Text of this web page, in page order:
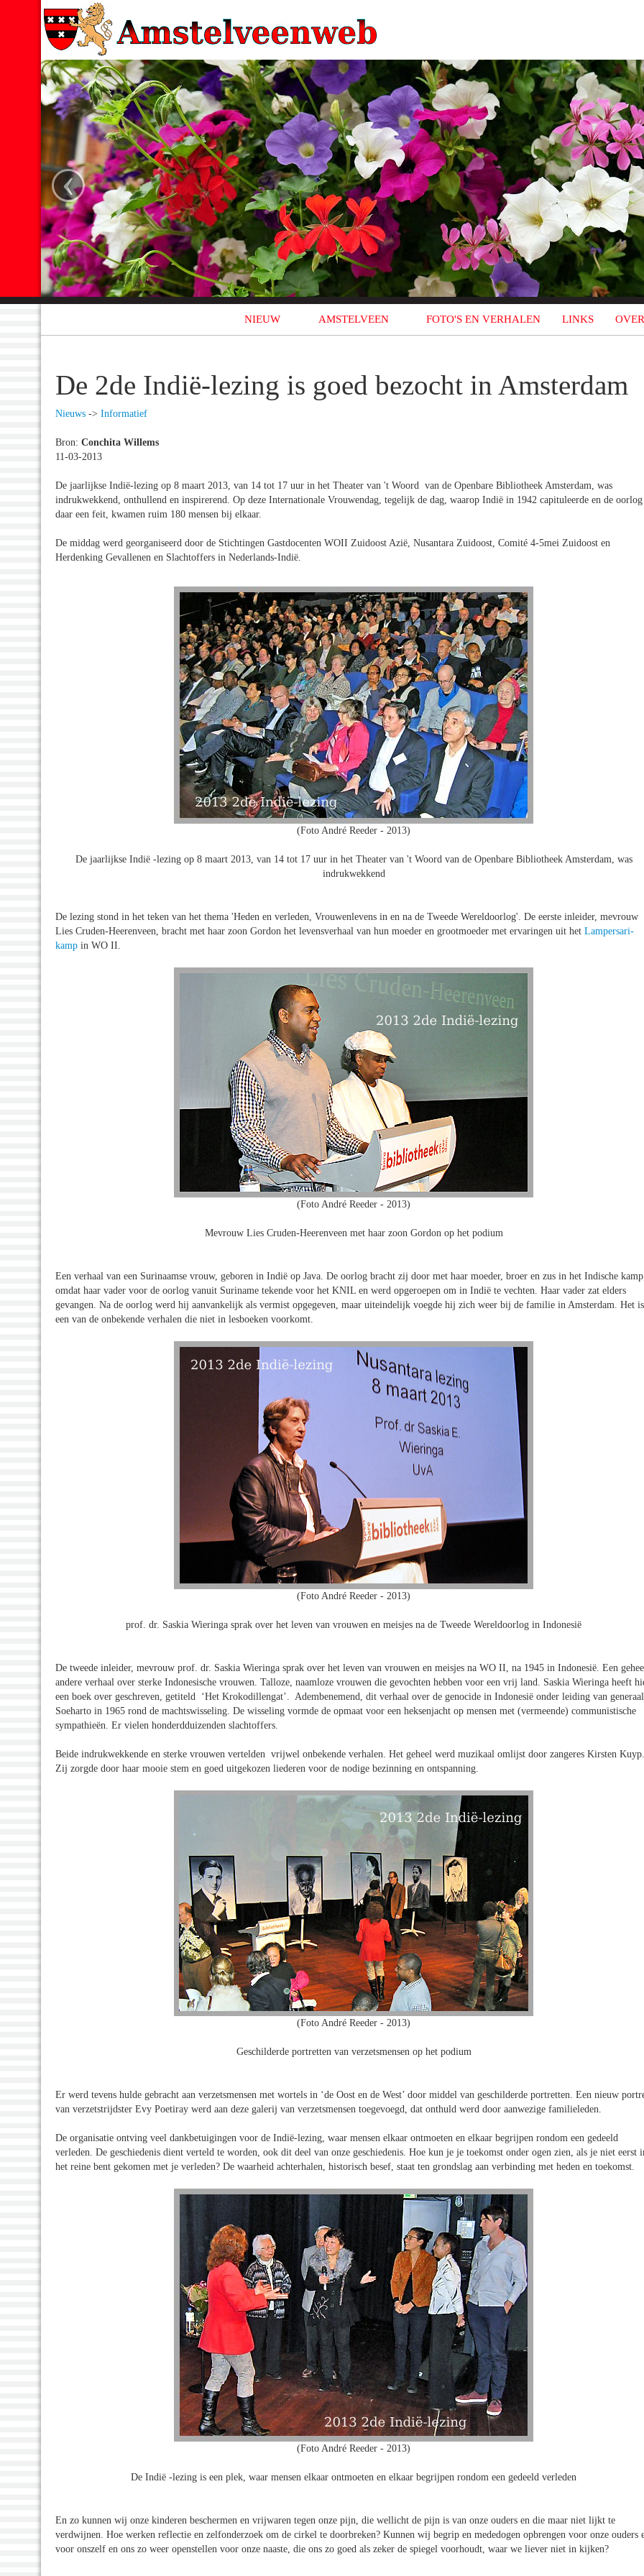
‹
NIEUW AMSTELVEEN FOTO'S EN VERHALEN LINKS
De 2de Indië-lezing is goed bezocht in Amsterdam
Nieuws -> Informatief
Bron: Conchita Willems
11-03-2013
De jaarlijkse Indië-lezing op 8 maart 2013, van 14 tot 17 uur in het Theater van 't Woord van de Openbare Bibliotheek Amsterdam, was
indrukwekkend, onthullend en inspirerend. Op deze Internationale Vrouwendag, tegelijk de dag, waarop Indië in 1942 capituleerde en de oorlog
daar een feit, kwamen ruim 180 mensen bij elkaar.
De middag werd georganiseerd door de Stichtingen Gastdocenten WOII Zuidoost Azië, Nusantara Zuidoost, Comité 4-5mei Zuidoost en
Herdenking Gevallenen en Slachtoffers in Nederlands-Indië.
(Foto André Reeder - 2013)
De jaarlijkse Indië -lezing op 8 maart 2013, van 14 tot 17 uur in het Theater van 't Woord van de Openbare Bibliotheek Amsterdam, was
indrukwekkend
De lezing stond in het teken van het thema 'Heden en verleden, Vrouwenlevens in en na de Tweede Wereldoorlog'. De eerste inleider, mevrouw
Lies Cruden-Heerenveen, bracht met haar zoon Gordon het levensverhaal van hun moeder en grootmoeder met ervaringen uit het Lampersari-
kamp in WO II.
(Foto André Reeder - 2013)
Mevrouw Lies Cruden-Heerenveen met haar zoon Gordon op het podium
Een verhaal van een Surinaamse vrouw, geboren in Indië op Java. De oorlog bracht zij door met haar moeder, broer en zus in het Indische
omdat haar vader voor de oorlog vanuit Suriname tekende voor het KNIL en werd opgeroepen om in Indië te vechten. Haar vader zat elders
gevangen. Na de oorlog werd hij aanvankelijk als vermist opgegeven, maar uiteindelijk voegde hij zich weer bij de familie in Amsterdam. Het is
een van de onbekende verhalen die niet in lesboeken voorkomt.
(Foto André Reeder - 2013)
prof. dr. Saskia Wieringa sprak over het leven van vrouwen en meisjes na de Tweede Wereldoorlog in Indonesië
De tweede inleider, mevrouw prof. dr. Saskia Wieringa sprak over het leven van vrouwen en meisjes na WO II, na 1945 in Indonesië. Een
andere verhaal over sterke Indonesische vrouwen. Talloze, naamloze vrouwen die gevochten hebben voor een vrij land. Saskia Wieringa heeft
een boek over geschreven, getiteld ‘Het Krokodillengat’. Adembenemend, dit verhaal over de genocide in Indonesië onder leiding van generaal
Soeharto in 1965 rond de machtswisseling. De wisseling vormde de opmaat voor een heksenjacht op mensen met (vermeende) communistische
sympathieën. Er vielen honderdduizenden slachtoffers.
Beide indrukwekkende en sterke vrouwen vertelden vrijwel onbekende verhalen. Het geheel werd muzikaal omlijst door zangeres Kirsten Kuyp.
Zij zorgde door haar mooie stem en goed uitgekozen liederen voor de nodige bezinning en ontspanning.
(Foto André Reeder - 2013)
Geschilderde portretten van verzetsmensen op het podium
Er werd tevens hulde gebracht aan verzetsmensen met wortels in ‘de Oost en de West’ door middel van geschilderde portretten. Een nieuw
van verzetstrijdster Evy Poetiray werd aan deze galerij van verzetsmensen toegevoegd, dat onthuld werd door aanwezige familieleden.
De organisatie ontving veel dankbetuigingen voor de Indië-lezing, waar mensen elkaar ontmoeten en elkaar begrijpen rondom een gedeeld
verleden. De geschiedenis dient verteld te worden, ook dit deel van onze geschiedenis. Hoe kun je je toekomst onder ogen zien, als je niet eerst
het reine bent gekomen met je verleden? De waarheid achterhalen, historisch besef, staat ten grondslag aan verbinding met heden en toekomst.
(Foto André Reeder - 2013)
De Indië -lezing is een plek, waar mensen elkaar ontmoeten en elkaar begrijpen rondom een gedeeld verleden
En zo kunnen wij onze kinderen beschermen en vrijwaren tegen onze pijn, die wellicht de pijn is van onze ouders en die maar niet lijkt te
verdwijnen. Hoe werken reflectie en zelfonderzoek om de cirkel te doorbreken? Kunnen wij begrip en mededogen opbrengen voor onze ouders
voor onszelf en ons zo weer openstellen voor onze naaste, die ons zo goed als zeker de spiegel voorhoudt, waar we liever niet in kijken?